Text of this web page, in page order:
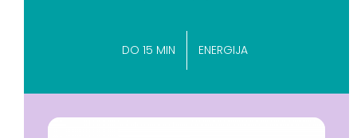
DO 15 MIN ENERGIJA